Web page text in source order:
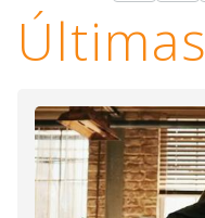
Últimas